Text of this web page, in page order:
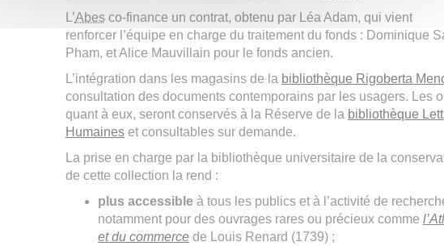
L’Abesco-finance un contrat, obtenu par Léa Adam, qui vient
renforcer l’équipe en charge du traitement du fonds : Dominique
Pham, et Alice Mauvillain pour le fonds ancien.
L’intégration dans les magasins de la bibliothèque Rigoberta
consultation des documents contemporains par les usagers. Les
quant à eux, seront conservés à la Réserve de la bibliothèque
Humaineset consultables sur demande.
La prise en charge par la bibliothèque universitaire de la
de cette collection la rend :
plus accessibleà tous les publics et à l’activité de
notamment pour des ouvrages rares ou précieux comme
et du commercede Louis Renard (1739) ;